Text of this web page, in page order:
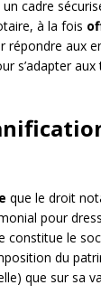
un cadre
à la fois
répondre aux
s’adapter
que le droit
pour
constitue le
du
que sur sa